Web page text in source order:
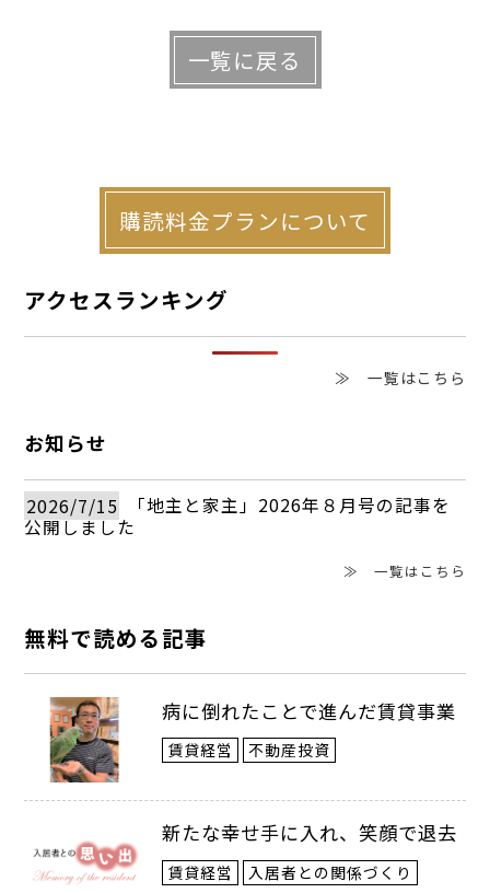
を前提として定められている。そのため、
建物を建てることができる周辺の道路の路
どうかを検証する必要がある。
参考例４では、土地Ａ、土地Ｂ、土地Ｃ
は隣接した土地であり、それぞれ、４万８
０００円の路線価の付いた幅の狭い道路に
面していた。この路線価を基に、それぞれ
５７００万円、土地Ｂが約１億円、そして
土地Ｃが約３７００万円という評価となっ
いた幅の狭い道路が「建築基準法上の道
路」ではないことが現地調査で判明。土地
Ａ～Ｃが接道義務を果たしていない無道路
地として評価された。無道路地の場合、最
も接近する建築基準法上の道路を正面路線
として、間口２ｍ以上の通路開設を想定す
一覧に戻る
購読料金プランについて
アクセスランキング
≫ 一覧はこちら
お知らせ
2026/7/15
「地主と家主」2026年８月号の記事を
公開しました
≫ 一覧はこちら
無料で読める記事
病に倒れたことで進んだ賃貸事業
賃貸経営 不動産投資
新たな幸せ手に入れ、笑顔で退去
賃貸経営 入居者との関係づくり